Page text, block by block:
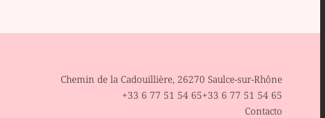
Chemin de la Cadouillière, 26270 Saulce-sur-Rhône
+33 6 77 51 54 65+33 6 77 51 54 65
Contacto